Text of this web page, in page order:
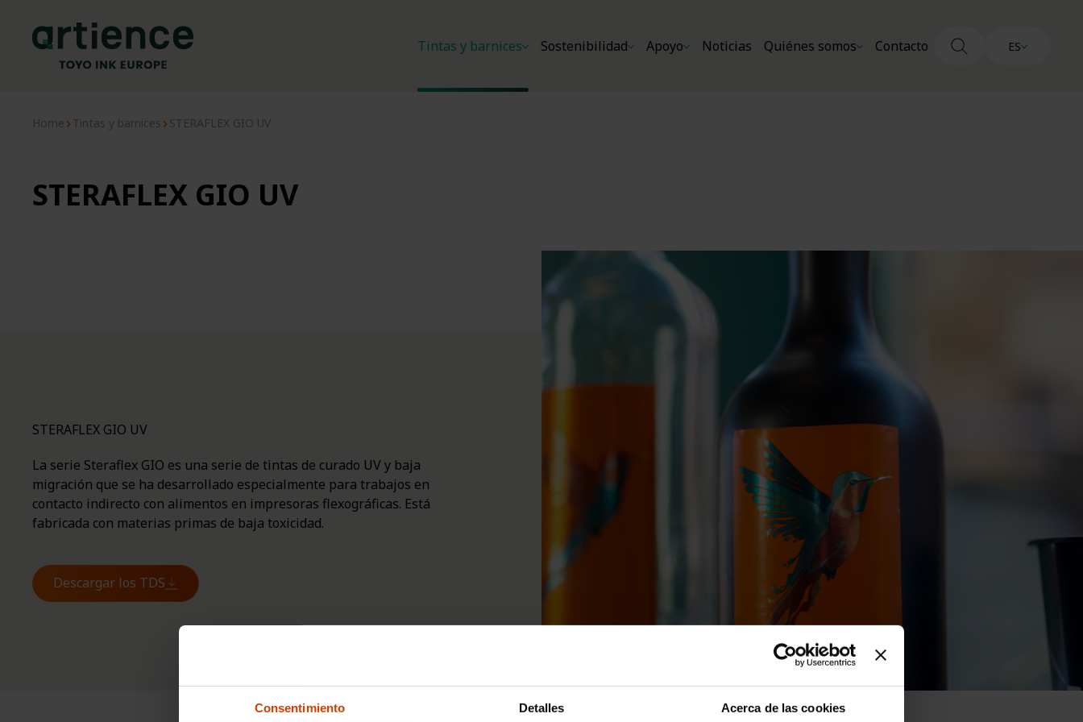
Consentimiento Detalles Acerca de las cookies
Tintas y barnices Sostenibilidad Apoyo Noticias Quiénes somos Contacto ES
Home Tintas y barnices STERAFLEX GIO UV
STERAFLEX GIO UV
STERAFLEX GIO UV
La serie Steraflex GIO es una serie de tintas de curado UV y baja
migración que se ha desarrollado especialmente para trabajos en
contacto indirecto con alimentos en impresoras flexográficas. Está
fabricada con materias primas de baja toxicidad.
Descargar los TDS